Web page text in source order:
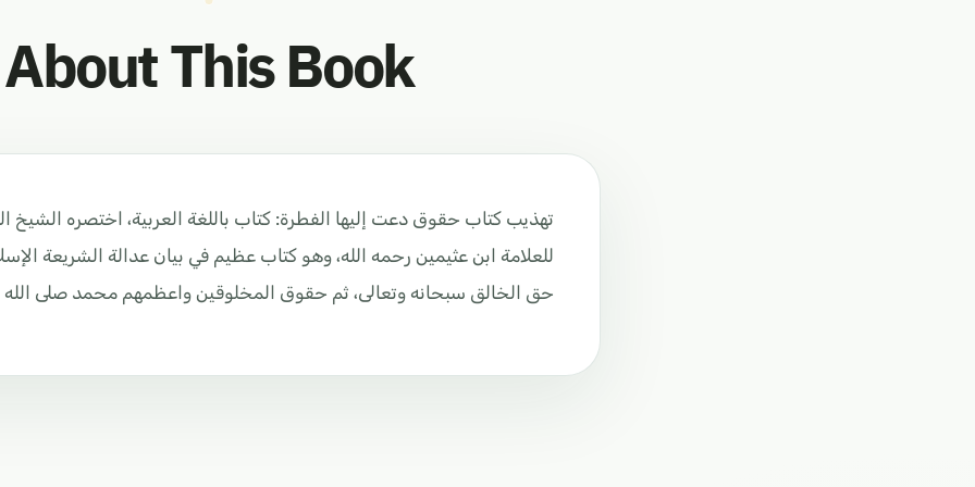
About This Book
تهذيب كتاب حقوق دعت إليها الفطرة: كتاب باللغة العربية، اختصره
للعلامة ابن عثيمين رحمه الله، وهو كتاب عظيم في بيان عدالة الشريعة
حق الخالق سبحانه وتعالى، ثم حقوق المخلوقين واعظمهم محمد صلى الله